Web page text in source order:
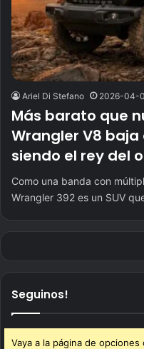
Ariel Di Stefano 2026-04-
Más barato que
Wrangler V8
siendo el rey del
Como una banda con
Wrangler 392 es un SUV
Seguinos!
Vaya a la página de